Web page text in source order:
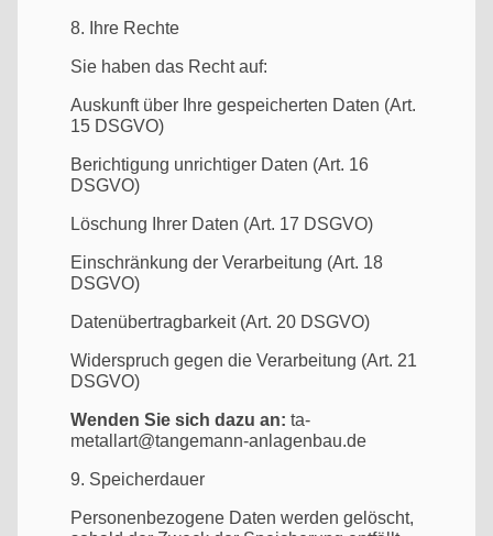
8. Ihre Rechte
Sie haben das Recht auf:
Auskunft über Ihre gespeicherten Daten (Art.
15 DSGVO)
Berichtigung unrichtiger Daten (Art. 16
DSGVO)
Löschung Ihrer Daten (Art. 17 DSGVO)
Einschränkung der Verarbeitung (Art. 18
DSGVO)
Datenübertragbarkeit (Art. 20 DSGVO)
Widerspruch gegen die Verarbeitung (Art. 21
DSGVO)
Wenden Sie sich dazu an: ta-
metallart@tangemann-anlagenbau.de
9. Speicherdauer
Personenbezogene Daten werden gelöscht,